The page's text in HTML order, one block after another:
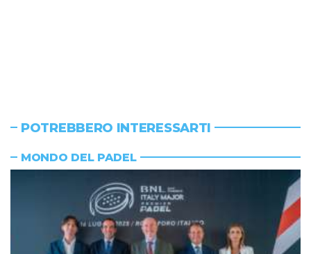
POTREBBERO INTERESSARTI
MONDO DEL PADEL